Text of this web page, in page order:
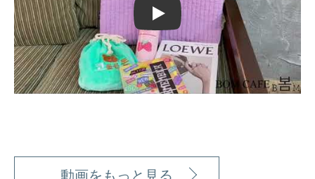
Play
動画をもっと見る